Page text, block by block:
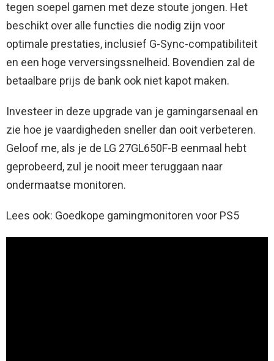
tegen soepel gamen met deze stoute jongen. Het
beschikt over alle functies die nodig zijn voor
optimale prestaties, inclusief G-Sync-compatibiliteit
en een hoge verversingssnelheid. Bovendien zal de
betaalbare prijs de bank ook niet kapot maken.
Investeer in deze upgrade van je gamingarsenaal en
zie hoe je vaardigheden sneller dan ooit verbeteren.
Geloof me, als je de LG 27GL650F-B eenmaal hebt
geprobeerd, zul je nooit meer teruggaan naar
ondermaatse monitoren.
Lees ook: Goedkope gamingmonitoren voor PS5